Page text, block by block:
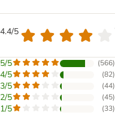
5
5 (566)
5 (82)
5 (44)
5 (45)
5 (33)